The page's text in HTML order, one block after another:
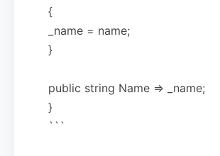
{
_name = name;
}
public string Name => _name;
}
```